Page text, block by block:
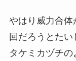
やはり威力合体
回だろうとたい
タケミカヅチ